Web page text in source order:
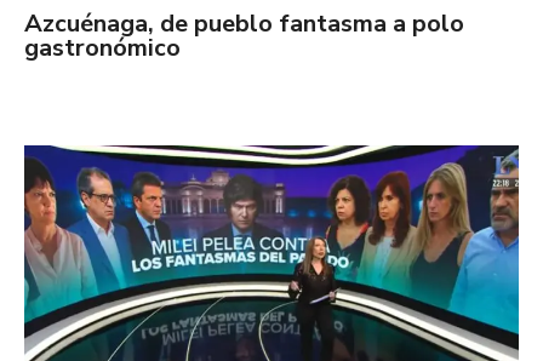
Azcuénaga, de pueblo fantasma a polo
gastronómico